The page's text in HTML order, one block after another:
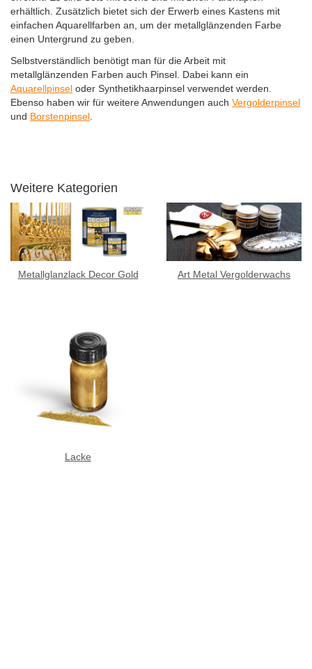
erhältlich. Zusätzlich bietet sich der Erwerb eines Kastens mit
einfachen Aquarellfarben an, um der metallglänzenden Farbe
einen Untergrund zu geben.
Selbstverständlich benötigt man für die Arbeit mit
metallglänzenden Farben auch Pinsel. Dabei kann ein
Aquarellpinsel oder Synthetikhaarpinsel verwendet werden.
Ebenso haben wir für weitere Anwendungen auch Vergolderpinsel
und Borstenpinsel
Weitere Kategorien
Metallglanzlack Decor Gold Art Metal Vergolderwachs
Lacke